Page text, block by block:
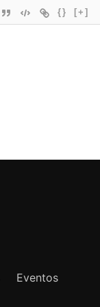
{} [+]
Eventos